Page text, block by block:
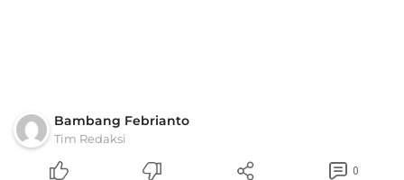
Bambang Febrianto
Tim Redaksi
0